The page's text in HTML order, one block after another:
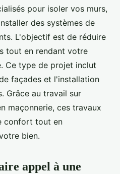
pour isoler vos murs,
des systèmes de
L'objectif est de réduire
tout en rendant votre
Ce type de projet inclut
façades et l'installation
Grâce au travail sur
maçonnerie, ces travaux
confort tout en
bien.
appel à une